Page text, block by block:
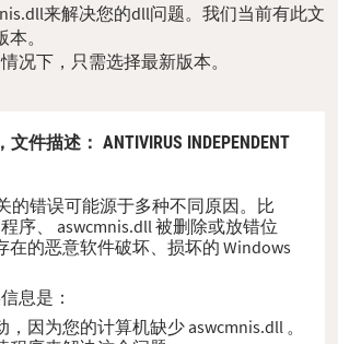
来解决您的dll问题。我们当前有此文
。
况下，只需选择最新版本。
文件描述 ： ANTIVIRUS INDEPENDENT
的错误可能源于多种不同原因。比
序、 aswcmnis.dll 被删除或放错位
在的恶意软件破坏、损坏的 Windows
息是：
因为您的计算机缺少 aswcmnis.dll 。